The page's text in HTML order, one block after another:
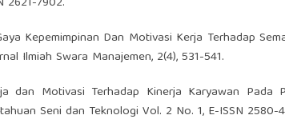
Kepemimpinan Dan Motivasi Kerja Terhadap
Ilmiah Swara Manajemen, 2(4), 531-541.
dan Motivasi Terhadap Kinerja Karyawan Pada
Seni dan Teknologi Vol. 2 No. 1, E-ISSN 2580-